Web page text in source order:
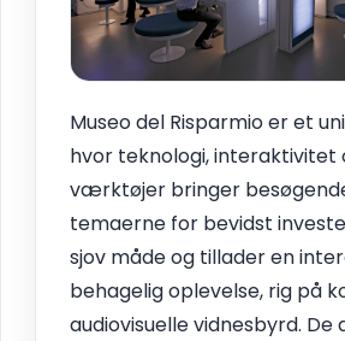
Museo del Risparmio er et
hvor teknologi, interaktivitet
værktøjer bringer
temaerne for bevidst
sjov måde og tillader en
behagelig oplevelse, rig på
audiovisuelle vidnesbyrd. De